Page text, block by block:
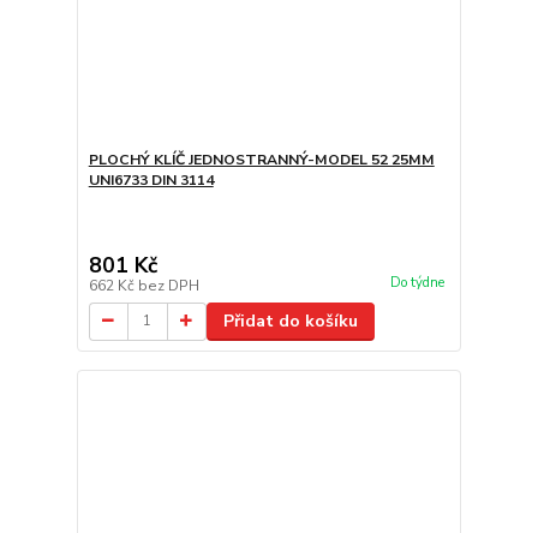
PLOCHÝ KLÍČ JEDNOSTRANNÝ-MODEL 52 25MM
UNI6733 DIN 3114
801 Kč
662 Kč bez DPH Do týdne
Přidat do košíku